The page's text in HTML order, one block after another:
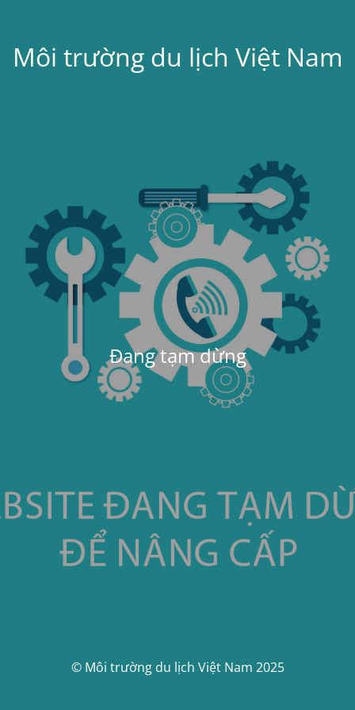
Môi trường du lịch Việt Nam
Đang tạm dừng
© Môi trường du lịch Việt Nam 2025